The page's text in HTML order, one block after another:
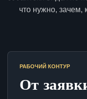
что нужно, зачем,
РАБОЧИЙ КОНТУР
От